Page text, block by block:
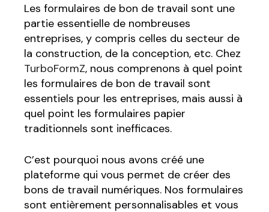
Les formulaires de bon de travail sont une
partie essentielle de nombreuses
entreprises, y compris celles du secteur de
la construction, de la conception, etc. Chez
TurboFormZ, nous comprenons à quel point
les formulaires de bon de travail sont
essentiels pour les entreprises, mais aussi à
quel point les formulaires papier
traditionnels sont inefficaces.
C’est pourquoi nous avons créé une
plateforme qui vous permet de créer des
bons de travail numériques. Nos formulaires
sont entièrement personnalisables et vous